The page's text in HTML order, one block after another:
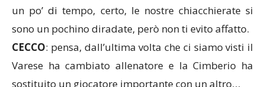
un po’ di tempo, certo, le nostre chiacchierate si
sono un pochino diradate, però non ti evito affatto.
CECCO: pensa, dall’ultima volta che ci siamo visti il
Varese ha cambiato allenatore e la Cimberio ha
sostituito un giocatore importante con un altro…